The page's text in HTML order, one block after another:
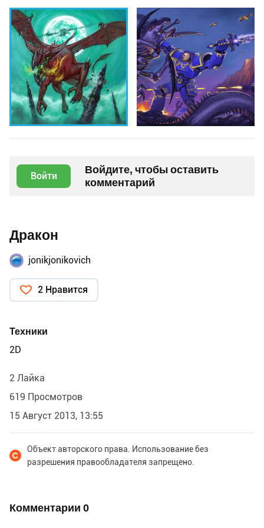
Войти
Войдите, чтобы оставить
комментарий
Дракон
jonikjonikovich
2 Нравится
Техники
2D
2 Лайка
619 Просмотров
15 Август 2013, 13:55
Объект авторского права. Использование без
разрешения правообладателя запрещено.
Комментарии 0